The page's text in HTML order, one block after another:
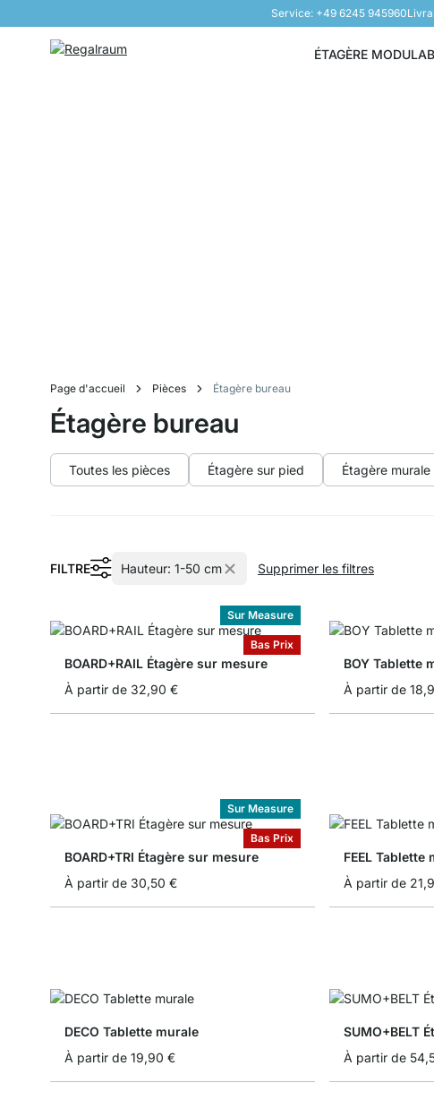
Service: +49 6245 945960
ÉTAGÈRE
Page d'accueil Pièces Étagère bureau
Étagère bureau
Toutes les pièces Étagère sur pied Étagère murale
FILTRE Hauteur: 1-50 cm Supprimer les filtres
Bas Prix
Sur Measure
BOARD+RAIL Étagère sur mesure
À partir de 32,90 €
BOY Tablette
À partir de
Bas Prix
Sur Measure
BOARD+TRI Étagère sur mesure
À partir de 30,50 €
FEEL Tablette
À partir de
DECO Tablette murale
À partir de 19,90 €
SUMO+BELT
À partir de